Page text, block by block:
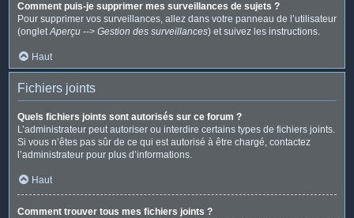
Comment puis-je supprimer mes surveillances de sujets ?
Pour supprimer vos surveillances, allez dans votre panneau de l’utilisateur
(ongletAperçu --> Gestion des surveillances) et suivez les instructions.
Haut
Fichiers joints
Quels fichiers joints sont autorisés sur ce forum ?
L’administrateur peut autoriser ou interdire certains types de fichiers joints.
Si vous n’êtes pas sûr de ce qui est autorisé à être chargé, contactez
l’administrateur pour plus d’informations.
Haut
Comment trouver tous mes fichiers joints ?